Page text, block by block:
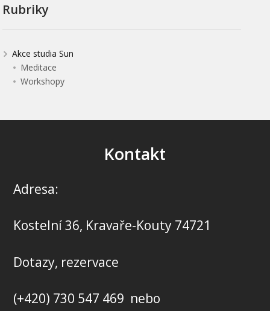
Rubriky
Akce studia Sun
Meditace
Workshopy
Kontakt
Adresa:
Kostelní 36, Kravaře-Kouty 74721
Dotazy, rezervace
(+420) 730 547 469 nebo